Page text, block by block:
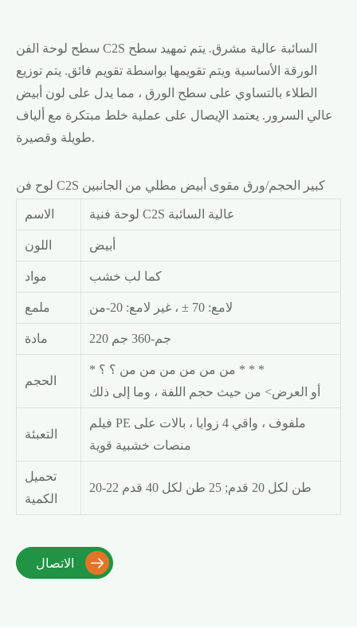
سطح لوحة الفن C2S السائبة عالية مشرق. يتم تمهيد سطح
الورقة الأساسية ويتم تقويمها بواسطة تقويم فائق. يتم توزيع
الطلاء بالتساوي على سطح الورق ، مما يدل على لون أبيض
عالي السرور. يعتمد الإيصال على عملية خلط مبتكرة مع ألياف
طويلة وقصيرة.
لوح فن C2S كبير الحجم/ورق مقوى أبيض مطلي من الجانبين
الاسم لوحة فنية C2S عالية السائبة
اللون أبيض
مواد كما لب خشب
ملمع لامع: 70 ± ، غير لامع: 20-من
مادة 220 جم-360 جم
الحجم
* من من من من من من ؟ ؟ * * *
أو العرض> من حيث حجم اللفة ، وما إلى ذلك
التعبئة
فيلم PE ملفوف ، واقي 4 زوايا ، بالات على
منصات خشبية قوية
تحميل
الكمية
20-22 طن لكل 20 قدم; 25 طن لكل 40 قدم
